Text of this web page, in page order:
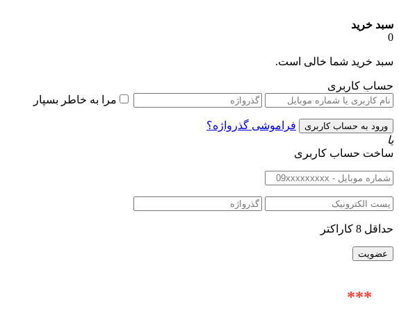
سبد خرید
0
سبد خرید شما خالی است.
حساب کاربری
مرا به خاطر بسپار
فراموشی گذرواژه؟
یا
ساخت حساب کاربری
حداقل 8 کاراکتر
***